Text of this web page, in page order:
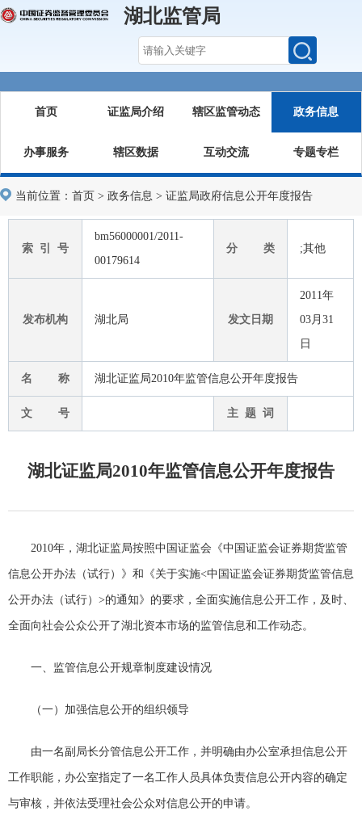
湖北监管局
首页 证监局介绍 辖区监管动态 政务信息
办事服务 辖区数据 互动交流 专题专栏
当前位置： 首页 > 政务信息 > 证监局政府信息公开年度报告
索 引 号
bm56000001/2011-
00179614
分 类 ;其他
发布机构 湖北局 发文日期
2011年
03月31
日
名 称 湖北证监局2010年监管信息公开年度报告
文 号 主 题 词
湖北证监局2010年监管信息公开年度报告
2010年，湖北证监局按照中国证监会《中国证监会证券期货监管
信息公开办法（试行）》和《关于实施<中国证监会证券期货监管信息
公开办法（试行）>的通知》的要求，全面实施信息公开工作，及时、
全面向社会公众公开了湖北资本市场的监管信息和工作动态。
一、监管信息公开规章制度建设情况
（一）加强信息公开的组织领导
由一名副局长分管信息公开工作，并明确由办公室承担信息公开
工作职能，办公室指定了一名工作人员具体负责信息公开内容的确定
与审核，并依法受理社会公众对信息公开的申请。